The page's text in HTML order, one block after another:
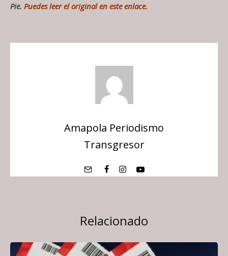
Pie. Puedes leer el original en este enlace.
Amapola Periodismo
Transgresor
Relacionado